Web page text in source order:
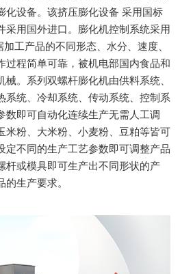
化设备。该挤压膨化设备 采用国标
采用国外进口。膨化机控制系统采用
工产品的不同形态、水分、速度、
过程简单可靠，被机电部国内食品和
。系列双螺杆膨化机由供料系统、
系统、冷却系统、传动系统、控制系
数即可自动化连续生产无需人工调
米粉、大米粉、小麦粉、豆粕等皆可
定不同的生产工艺参数即可调整产品
杆或模具即可生产出不同形状的产
的生产要求。